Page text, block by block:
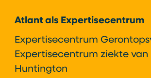
Atlant als Expertisecentrum
Expertisecentrum
Expertisecentrum ziekte van
Huntington